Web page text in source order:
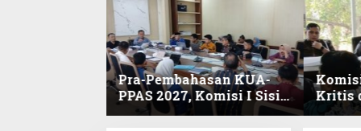
Pra-Pembahasan KUA-
PPAS 2027, Komisi I Sisir
Program Prioritas
Kritis